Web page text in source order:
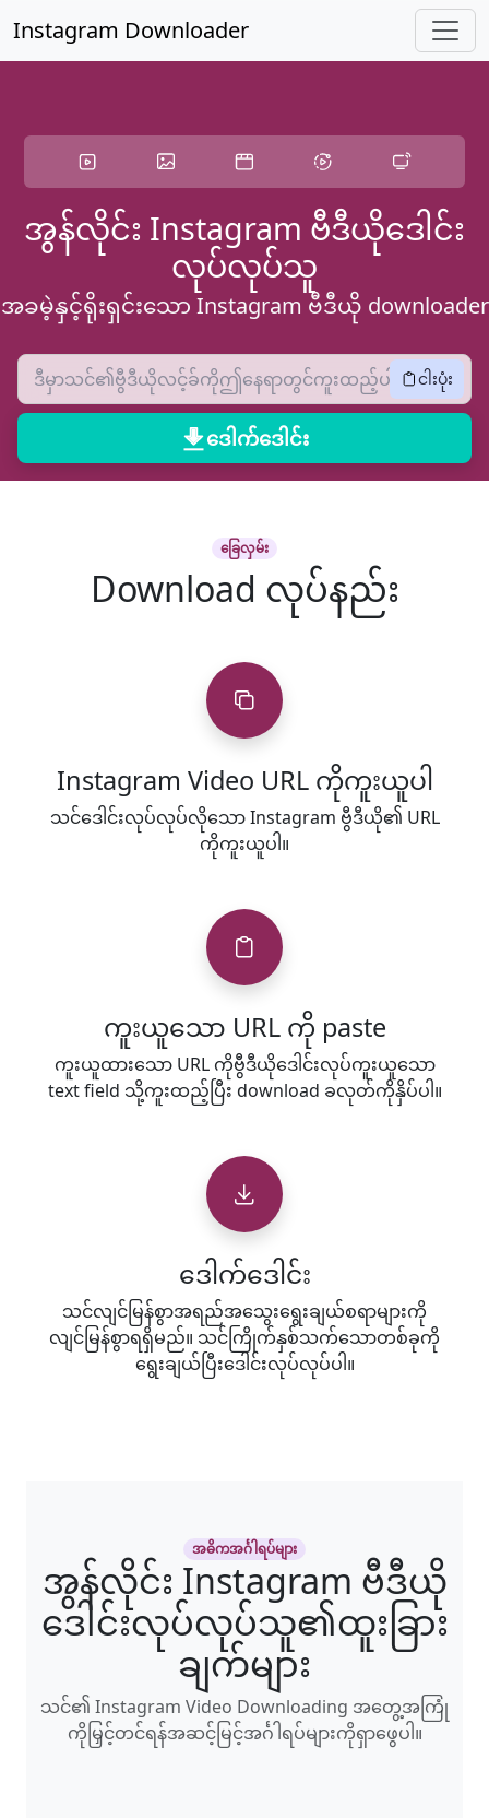
Instagram Downloader
အွန်လိုင်း Instagram ဗီဒီယိုဒေါင်း
လုပ်လုပ်သူ
အခမဲ့နှင့်ရိုးရှင်းသော Instagram ဗီဒီယို downloader
ငါးပုံး
ဒေါက်ဒေါင်း
ခြေလှမ်း
Download လုပ်နည်း
Instagram Video URL ကိုကူးယူပါ
သင်ဒေါင်းလုပ်လုပ်လိုသော Instagram ဗွီဒီယို၏ URL
ကိုကူးယူပါ။
ကူးယူသော URL ကို paste
ကူးယူထားသော URL ကိုဗွီဒီယိုဒေါင်းလုပ်ကူးယူသော
text field သို့ကူးထည့်ပြီး download ခလုတ်ကိုနှိပ်ပါ။
ဒေါက်ဒေါင်း
သင်လျင်မြန်စွာအရည်အသွေးရွေးချယ်စရာများကို
လျင်မြန်စွာရရှိမည်။ သင်ကြိုက်နှစ်သက်သောတစ်ခုကို
ရွေးချယ်ပြီးဒေါင်းလုပ်လုပ်ပါ။
အဓိကအင်္ဂါရပ်များ
အွန်လိုင်း Instagram ဗီဒီယို
ဒေါင်းလုပ်လုပ်သူ၏ထူးခြား
ချက်များ
သင်၏ Instagram Video Downloading အတွေ့အကြုံ
ကိုမြှင့်တင်ရန်အဆင့်မြင့်အင်္ဂါရပ်များကိုရှာဖွေပါ။